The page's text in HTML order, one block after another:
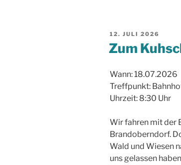
VERÖFFENTLICHT
AM
12. JULI 2026
Zum
Wann: 18.07.2026
Treffpunkt:
Uhrzeit: 8:30 Uhr
Wir fahren mit der
Brandoberndorf.
Wald und Wiesen
uns gelassen